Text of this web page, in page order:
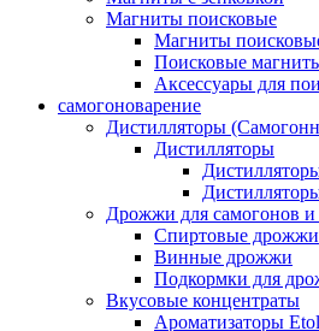
Магниты поисковые
Магниты
Поисковые
Аксессуары для
самогоноварение
Дистилляторы
Дистилляторы
Дрожжи для самогонов и
Спиртовые дрожжи
Винные дрожжи
Подкормки для
Вкусовые концентраты
Ароматизаторы